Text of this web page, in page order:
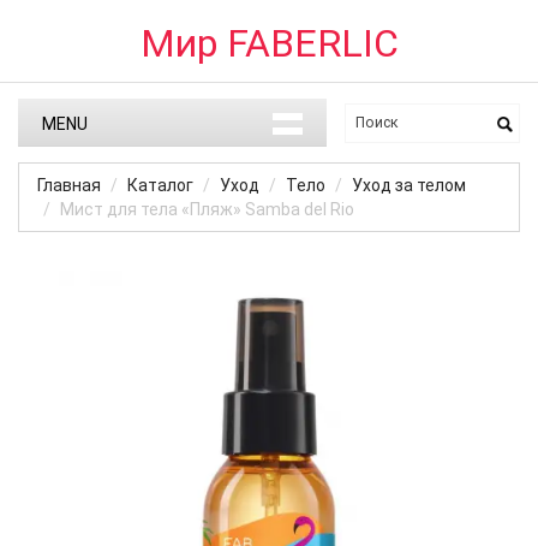
Мир FABERLIC
MENU
Главная Каталог Уход Тело
Уход за телом
Мист для тела «Пляж» Samba del Rio